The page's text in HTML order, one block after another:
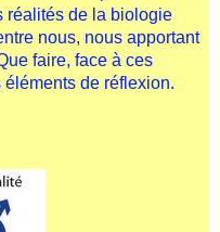
réalités de la biologie
nous, nous apportant
faire, face à ces
de réflexion.